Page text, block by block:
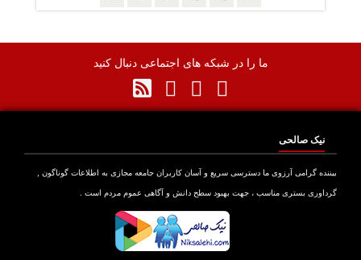
ما را در شبکه های اجتماعی دنبال کنید
نیک صالحی
بیننده گرامی آرزوی ما دسترسی سریع و آسان کاربران جامعه مجازی به اطلاعات گوناگون ,
گرداوری بستری مناسب ، جهت بهبود سطح دانش و آگاهی عموم مردم است .